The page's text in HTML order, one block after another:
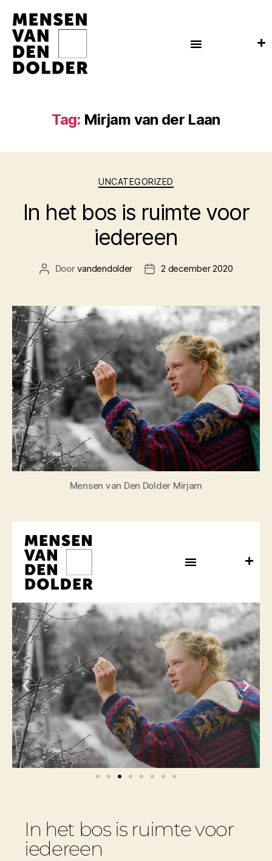
Tag: Mirjam van der Laan
UNCATEGORIZED
In het bos is ruimte voor
iedereen
Doorvandendolder 2 december 2020
Mensen van Den Dolder Mirjam
In het bos is ruimte voor
iedereen